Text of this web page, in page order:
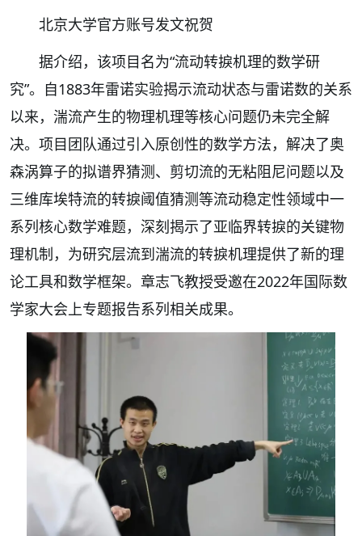
北京大学官方账号发文祝贺
据介绍，该项目名为“流动转捩机理的数学研
究”。自1883年雷诺实验揭示流动状态与雷诺数的关系
以来，湍流产生的物理机理等核心问题仍未完全解
决。项目团队通过引入原创性的数学方法，解决了奥
森涡算子的拟谱界猜测、剪切流的无粘阻尼问题以及
三维库埃特流的转捩阈值猜测等流动稳定性领域中一
系列核心数学难题，深刻揭示了亚临界转捩的关键物
理机制，为研究层流到湍流的转捩机理提供了新的理
论工具和数学框架。章志飞教授受邀在2022年国际数
学家大会上专题报告系列相关成果。